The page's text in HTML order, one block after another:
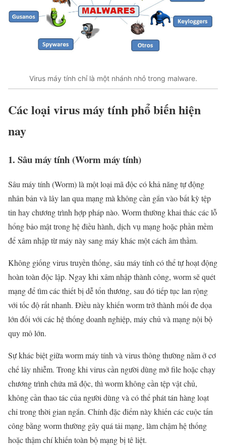
Virus máy tính chỉ là một nhánh nhỏ trong malware.
Các loại virus máy tính phổ biến hiện
nay
1. Sâu máy tính (Worm máy tính)
Sâu máy tính (Worm) là một loại mã độc có khả năng tự động
nhân bản và lây lan qua mạng mà không cần gắn vào bất kỳ tệp
tin hay chương trình hợp pháp nào. Worm thường khai thác các lỗ
hổng bảo mật trong hệ điều hành, dịch vụ mạng hoặc phần mềm
để xâm nhập từ máy này sang máy khác một cách âm thầm.
Không giống virus truyền thống, sâu máy tính có thể tự hoạt động
hoàn toàn độc lập. Ngay khi xâm nhập thành công, worm sẽ quét
mạng để tìm các thiết bị dễ tổn thương, sau đó tiếp tục lan rộng
với tốc độ rất nhanh. Điều này khiến worm trở thành mối đe dọa
lớn đối với các hệ thống doanh nghiệp, máy chủ và mạng nội bộ
quy mô lớn.
Sự khác biệt giữa worm máy tính và virus thông thường nằm ở cơ
chế lây nhiễm. Trong khi virus cần người dùng mở file hoặc chạy
chương trình chứa mã độc, thì worm không cần tệp vật chủ,
không cần thao tác của người dùng và có thể phát tán hàng loạt
chỉ trong thời gian ngắn. Chính đặc điểm này khiến các cuộc tấn
công bằng worm thường gây quá tải mạng, làm chậm hệ thống
hoặc thậm chí khiến toàn bộ mạng bị tê liệt.